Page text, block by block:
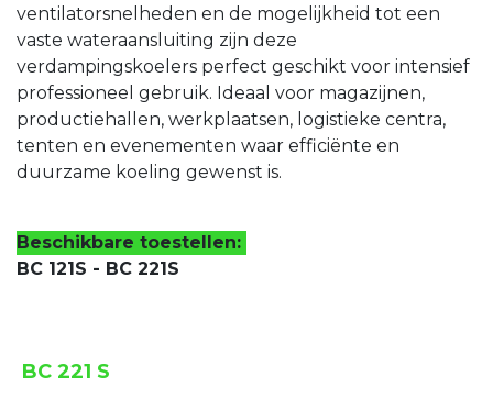
ventilatorsnelheden en de mogelijkheid tot een
vaste wateraansluiting zijn deze
verdampingskoelers perfect geschikt voor intensief
professioneel gebruik. Ideaal voor magazijnen,
productiehallen, werkplaatsen, logistieke centra,
tenten en evenementen waar efficiënte en
duurzame koeling gewenst is.
Beschikbare toestellen:
BC 121S - BC 221S
BC 221 S